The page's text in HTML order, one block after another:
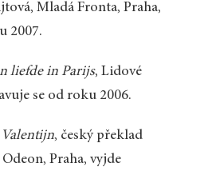
Mladá Fronta, Praha,
2007.
liefde in Parijs, Lidové
se od roku 2006.
, český překlad
Praha, vyjde